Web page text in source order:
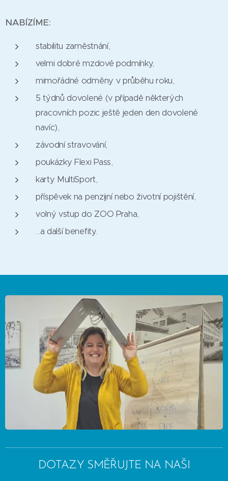
NABÍZÍME:
stabilitu zaměstnání,
velmi dobré mzdové podmínky,
mimořádné odměny v průběhu roku,
5 týdnů dovolené (v případě některých
pracovních pozic ještě jeden den dovolené
navíc),
závodní stravování,
poukázky Flexi Pass,
karty MultiSport,
příspěvek na penzijní nebo životní pojištění,
volný vstup do ZOO Praha,
…a další benefity.
DOTAZY SMĚŘUJTE NA NAŠI